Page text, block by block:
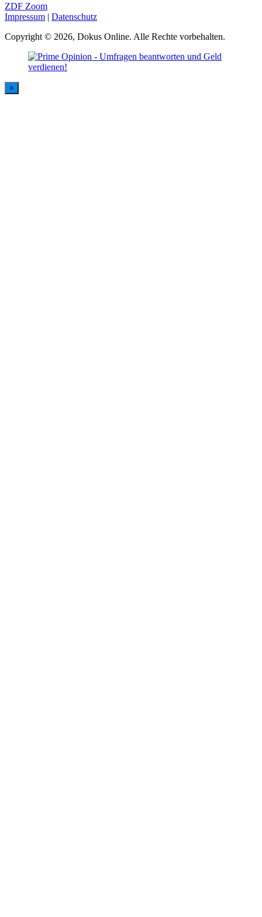
ZDF Zoom
Impressum | Datenschutz
Copyright © 2026, Dokus Online. Alle Rechte vorbehalten.
×